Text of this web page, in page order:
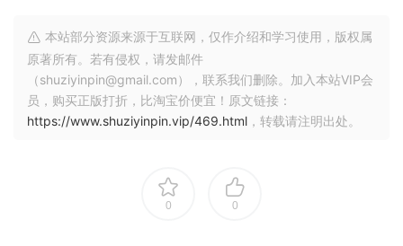
本站部分资源来源于互联网，仅作介绍和学习使用，版权属
原著所有。若有侵权，请发邮件
（shuziyinpin@gmail.com），联系我们删除。加入本站VIP会
员，购买正版打折，比淘宝价便宜！原文链接：
https://www.shuziyinpin.vip/469.html ，转载请注明出处。
0 0